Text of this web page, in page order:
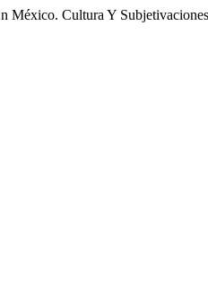
México. Cultura Y